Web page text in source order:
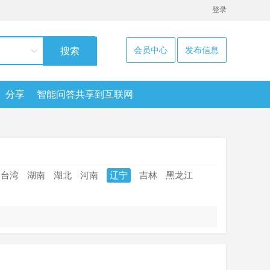
登录
搜索 会员中心 发布信息
分享 智能问答共享到互联网
台湾 湖南 湖北 河南 辽宁 吉林
黑龙江